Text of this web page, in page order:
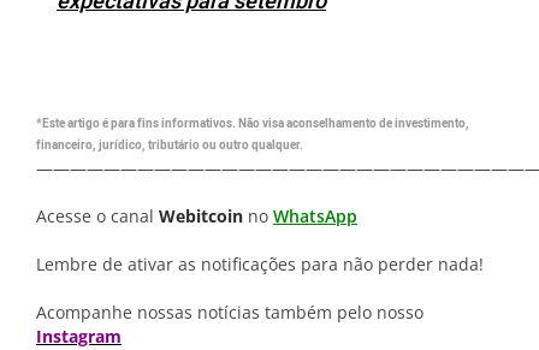
*Este artigo é para fins informativos. Não visa aconselhamento de investimento,
financeiro, jurídico, tributário ou outro qualquer.
Acesse o canal Webitcoin no WhatsApp
Lembre de ativar as notificações para não perder nada!
Acompanhe nossas notícias também pelo nosso
Instagram